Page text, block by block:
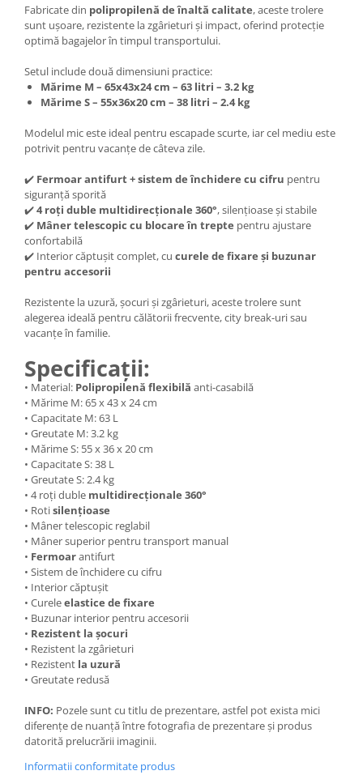
Fabricate din polipropilenă de înaltă calitate, aceste trolere
sunt ușoare, rezistente la zgârieturi și impact, oferind protecție
optimă bagajelor în timpul transportului.
Setul include două dimensiuni practice:
Mărime M – 65x43x24 cm – 63 litri – 3.2 kg
Mărime S – 55x36x20 cm – 38 litri – 2.4 kg
Modelul mic este ideal pentru escapade scurte, iar cel mediu este
potrivit pentru vacanțe de câteva zile.
✔️ Fermoar antifurt + sistem de închidere cu cifru pentru
siguranță sporită
✔️4 roți duble multidirecționale 360°, silențioase și stabile
✔️ Mâner telescopic cu blocare în trepte pentru ajustare
confortabilă
✔️ Interior căptușit complet, cu curele de fixare și buzunar
pentru accesorii
Rezistente la uzură, șocuri și zgârieturi, aceste trolere sunt
alegerea ideală pentru călătorii frecvente, city break-uri sau
vacanțe în familie.
Specificații:
• Material: Polipropilenă flexibilă anti-casabilă
• Mărime M: 65 x 43 x 24 cm
• Capacitate M: 63 L
• Greutate M: 3.2 kg
• Mărime S: 55 x 36 x 20 cm
• Capacitate S: 38 L
• Greutate S: 2.4 kg
• 4 roți duble multidirecționale 360°
• Rotisilențioase
• Mâner telescopic reglabil
• Mâner superior pentru transport manual
• Fermoarantifurt
• Sistem de închidere cu cifru
• Interior căptușit
• Cureleelastice de fixare
• Buzunar interior pentru accesorii
• Rezistent la șocuri
• Rezistent la zgârieturi
• Rezistent la uzură
• Greutate redusă
INFO: Pozele sunt cu titlu de prezentare, astfel pot exista mici
diferențe de nuanță între fotografia de prezentare și produs
datorită prelucrării imaginii.
Informatii conformitate produs